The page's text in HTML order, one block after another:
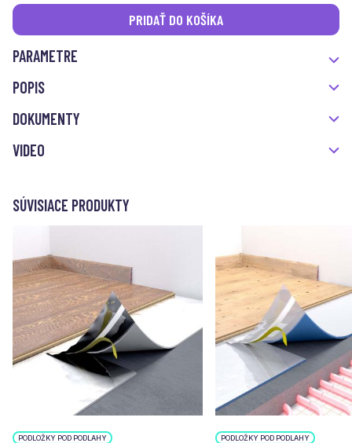
PRIDAŤ DO KOŠÍKA
PARAMETRE
POPIS
DOKUMENTY
VIDEO
SÚVISIACE PRODUKTY
PODLOŽKY POD PODLAHY PODLOŽKY POD PODLAHY